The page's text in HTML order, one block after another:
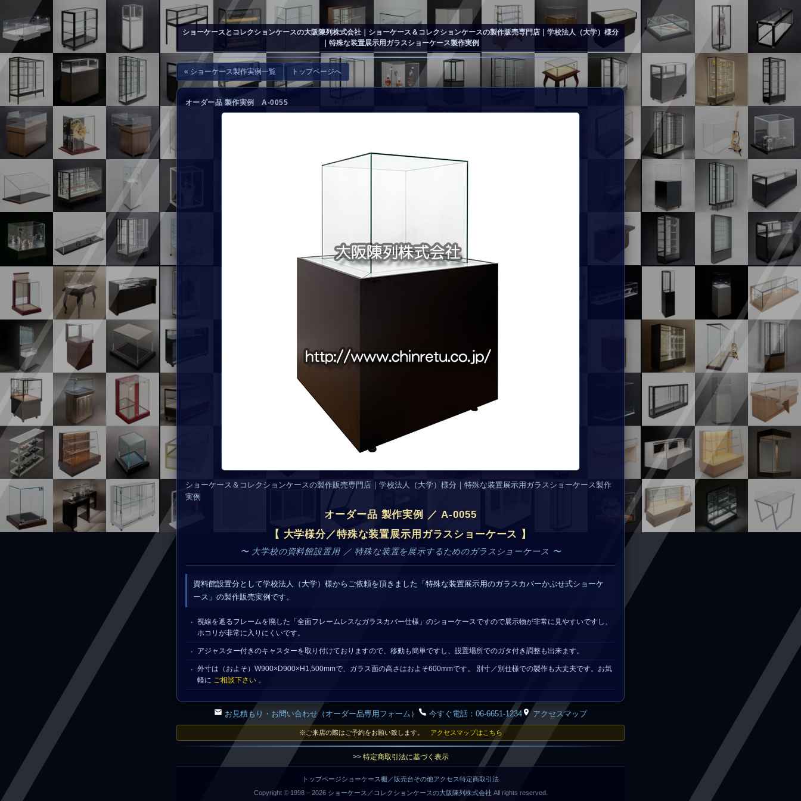
お問い合わせ
ショーケースとコレクションケースの大阪陳列株式会社 ｜ショーケース＆コレクションケースの製作販売専門店｜学校法人（大学）様分
｜特殊な装置展示用ガラスショーケース製作実例
« ショーケース製作実例一覧 トップページへ
オーダー品 製作実例 A-0055
ショーケース＆コレクションケースの製作販売専門店｜学校法人（大学）様分｜特殊な装置展示用ガラスショーケース製作
実例
オーダー品 製作実例 ／ A-0055
【 大学様分／特殊な装置展示用ガラスショーケース 】
〜 大学校の資料館設置用 ／ 特殊な装置を展示するためのガラスショーケース 〜
資料館設置分として学校法人（大学）様からご依頼を頂きました「特殊な装置展示用のガラスカバーかぶせ式ショーケ
ース」の製作販売実例です。
視線を遮るフレームを廃した「全面フレームレスなガラスカバー仕様」のショーケースですので展示物が非常に見やすいですし、
ホコリが非常に入りにくいです。
アジャスター付きのキャスターを取り付けておりますので、移動も簡単ですし、設置場所でのガタ付き調整も出来ます。
外寸は（およそ）W900×D900×H1,500mmで、ガラス面の高さはおよそ600mmです。 別寸／別仕様での製作も大丈夫です。お気
軽に ご相談下さい 。
お見積もり・お問い合わせ（オーダー品専用フォーム） 今すぐ電話：06-6651-1234 アクセスマップ
※ご来店の際はご予約をお願い致します。 アクセスマップはこちら
>> 特定商取引法に基づく表示
トップページショーケース棚／販売台その他アクセス特定商取引法
Copyright © 1998 – 2026 ショーケース／コレクションケースの大阪陳列株式会社 All rights reserved.